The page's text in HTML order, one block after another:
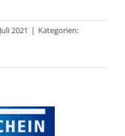
2021 | Kategorien: